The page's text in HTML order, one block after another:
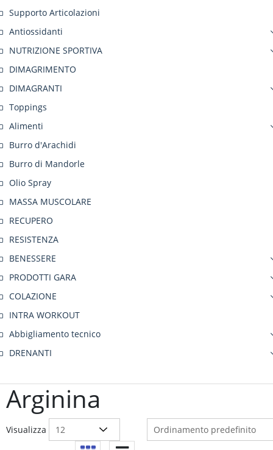
Arginina
Visualizza
Supporto Articolazioni
Antiossidanti
NUTRIZIONE SPORTIVA
DIMAGRIMENTO
DIMAGRANTI
Toppings
Alimenti
Burro d'Arachidi
Burro di Mandorle
Olio Spray
MASSA MUSCOLARE
RECUPERO
RESISTENZA
BENESSERE
PRODOTTI GARA
COLAZIONE
INTRA WORKOUT
Abbigliamento tecnico
DRENANTI